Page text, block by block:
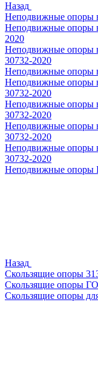
Назад
Неподвижные
Неподвижные
2020
Неподвижные
30732-2020
Неподвижные
Неподвижные
30732-2020
Неподвижные
30732-2020
Неподвижные
30732-2020
Неподвижные
30732-2020
Неподвижные опоры
Назад
Скользящие опоры
Скользящие опоры
Скользящие опоры